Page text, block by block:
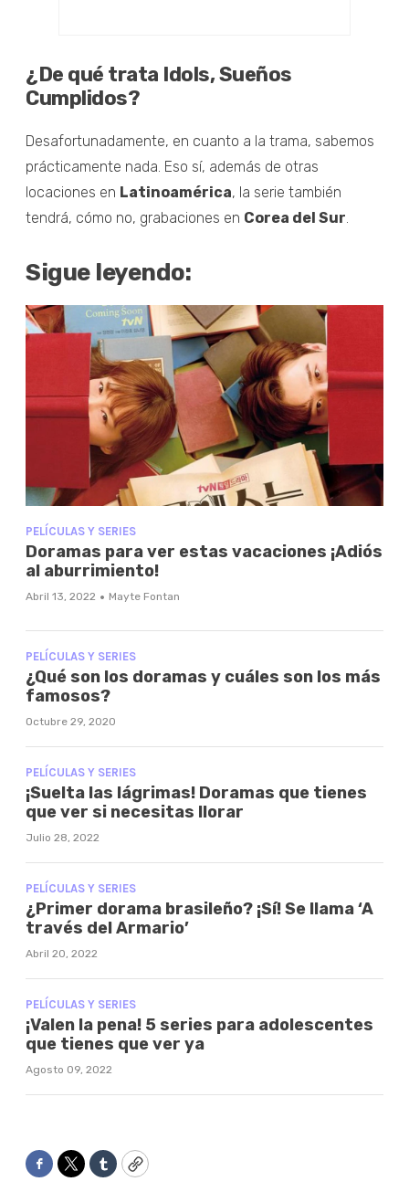
¿De qué trata Idols, Sueños
Cumplidos?
Desafortunadamente, en cuanto a la trama, sabemos
prácticamente nada. Eso sí, además de otras
locaciones en Latinoamérica, la serie también
tendrá, cómo no, grabaciones en Corea del Sur
Sigue leyendo:
PELÍCULAS Y SERIES
Doramas para ver estas vacaciones ¡Adiós
al aburrimiento!
Abril 13, 2022 · Mayte Fontan
PELÍCULAS Y SERIES
¿Qué son los doramas y cuáles son los más
famosos?
Octubre 29, 2020
PELÍCULAS Y SERIES
¡Suelta las lágrimas! Doramas que tienes
que ver si necesitas llorar
Julio 28, 2022
PELÍCULAS Y SERIES
¿Primer dorama brasileño? ¡Sí! Se llama ‘A
través del Armario’
Abril 20, 2022
PELÍCULAS Y SERIES
¡Valen la pena! 5 series para adolescentes
que tienes que ver ya
Agosto 09, 2022
Facebook
TwitterTumblrCopy